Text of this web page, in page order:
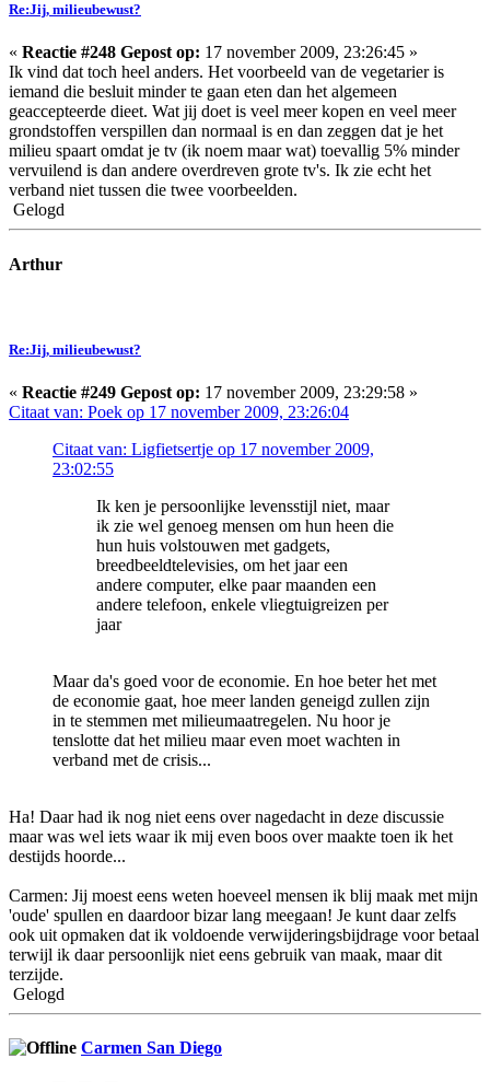
Re:Jij, milieubewust?
« Reactie #248 Gepost op: 17 november 2009, 23:26:45 »
Ik vind dat toch heel anders. Het voorbeeld van de vegetarier is
iemand die besluit minder te gaan eten dan het algemeen
geaccepteerde dieet. Wat jij doet is veel meer kopen en veel meer
grondstoffen verspillen dan normaal is en dan zeggen dat je het
milieu spaart omdat je tv (ik noem maar wat) toevallig 5% minder
vervuilend is dan andere overdreven grote tv's. Ik zie echt het
verband niet tussen die twee voorbeelden.
Gelogd
Arthur
Re:Jij, milieubewust?
« Reactie #249 Gepost op: 17 november 2009, 23:29:58 »
Citaat van: Poek op 17 november 2009, 23:26:04
Citaat van: Ligfietsertje op 17 november 2009,
23:02:55
Ik ken je persoonlijke levensstijl niet, maar
ik zie wel genoeg mensen om hun heen die
hun huis volstouwen met gadgets,
breedbeeldtelevisies, om het jaar een
andere computer, elke paar maanden een
andere telefoon, enkele vliegtuigreizen per
jaar
Maar da's goed voor de economie. En hoe beter het met
de economie gaat, hoe meer landen geneigd zullen zijn
in te stemmen met milieumaatregelen. Nu hoor je
tenslotte dat het milieu maar even moet wachten in
verband met de crisis...
Ha! Daar had ik nog niet eens over nagedacht in deze discussie
maar was wel iets waar ik mij even boos over maakte toen ik het
destijds hoorde...
Carmen: Jij moest eens weten hoeveel mensen ik blij maak met mijn
'oude' spullen en daardoor bizar lang meegaan! Je kunt daar zelfs
ook uit opmaken dat ik voldoende verwijderingsbijdrage voor betaal
terwijl ik daar persoonlijk niet eens gebruik van maak, maar dit
terzijde.
Gelogd
Carmen San Diego